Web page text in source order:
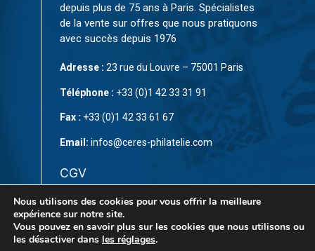
depuis plus de 75 ans à Paris. Spécialistes
de la vente sur offres que nous pratiquons
avec succès depuis 1976
Adresse : 23 rue du Louvre – 75001 Paris
Téléphone : +33 (0)1 42 33 31 91
Fax : +33 (0)1 42 33 61 67
Email: infos@ceres-philatelie.com
CGV
Mentions légales
Contact
Nous utilisons des cookies pour vous offrir la meilleure
expérience sur notre site.
Vous pouvez en savoir plus sur les cookies que nous utilisons ou
les désactiver dans les réglages.